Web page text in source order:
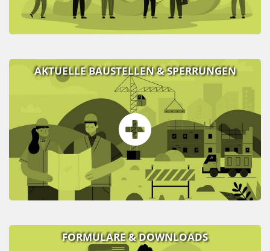
AKTUELLE BAUSTELLEN & SPERRUNGEN
FORMULARE & DOWNLOADS